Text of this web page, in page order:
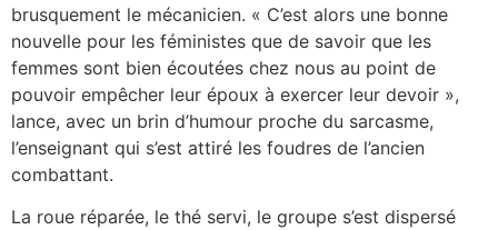
brusquement le mécanicien. « C’est alors une bonne
nouvelle pour les féministes que de savoir que les
femmes sont bien écoutées chez nous au point de
pouvoir empêcher leur époux à exercer leur devoir »,
lance, avec un brin d’humour proche du sarcasme,
l’enseignant qui s’est attiré les foudres de l’ancien
combattant.
La roue réparée, le thé servi, le groupe s’est dispersé